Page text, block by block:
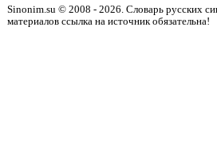
Sinonim.su © 2008 - 2026. Словарь русских
материалов ссылка на источник обязательна!